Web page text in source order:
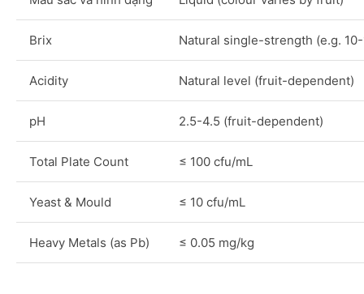
Brix Natural single-strength (e.g.
Acidity Natural level (fruit-dependent)
pH 2.5-4.5 (fruit-dependent)
Total Plate Count ≤ 100 cfu/mL
Yeast & Mould ≤ 10 cfu/mL
Heavy Metals (as Pb) ≤ 0.05 mg/kg